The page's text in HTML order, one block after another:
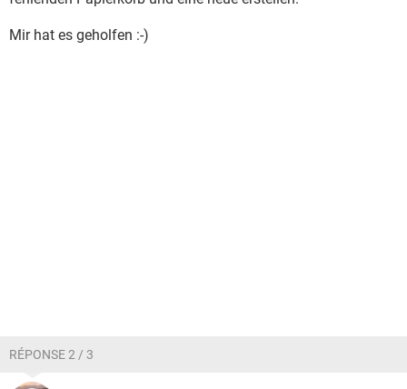
Mir hat es geholfen :-)
RÉPONSE 2 / 3